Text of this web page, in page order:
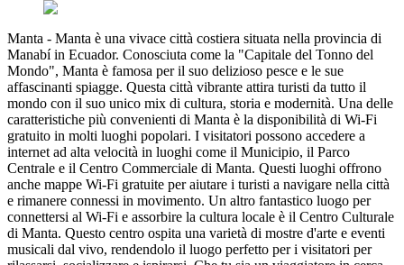
Manta - Manta è una vivace città costiera situata nella provincia di
Manabí in Ecuador. Conosciuta come la "Capitale del Tonno del
Mondo", Manta è famosa per il suo delizioso pesce e le sue
affascinanti spiagge. Questa città vibrante attira turisti da tutto il
mondo con il suo unico mix di cultura, storia e modernità. Una delle
caratteristiche più convenienti di Manta è la disponibilità di Wi-Fi
gratuito in molti luoghi popolari. I visitatori possono accedere a
internet ad alta velocità in luoghi come il Municipio, il Parco
Centrale e il Centro Commerciale di Manta. Questi luoghi offrono
anche mappe Wi-Fi gratuite per aiutare i turisti a navigare nella città
e rimanere connessi in movimento. Un altro fantastico luogo per
connettersi al Wi-Fi e assorbire la cultura locale è il Centro Culturale
di Manta. Questo centro ospita una varietà di mostre d'arte e eventi
musicali dal vivo, rendendolo il luogo perfetto per i visitatori per